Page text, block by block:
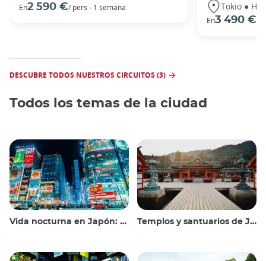
En2 590 €/ pers - 1 semana
Tokio ●
En3 490 €
DESCUBRE TODOS NUESTROS CIRCUITOS (3)
Todos los temas de la ciudad
Vida nocturna en Japón: salir, ver y beber Templos y santuarios de Japón